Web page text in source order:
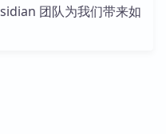
团队为我们带来如